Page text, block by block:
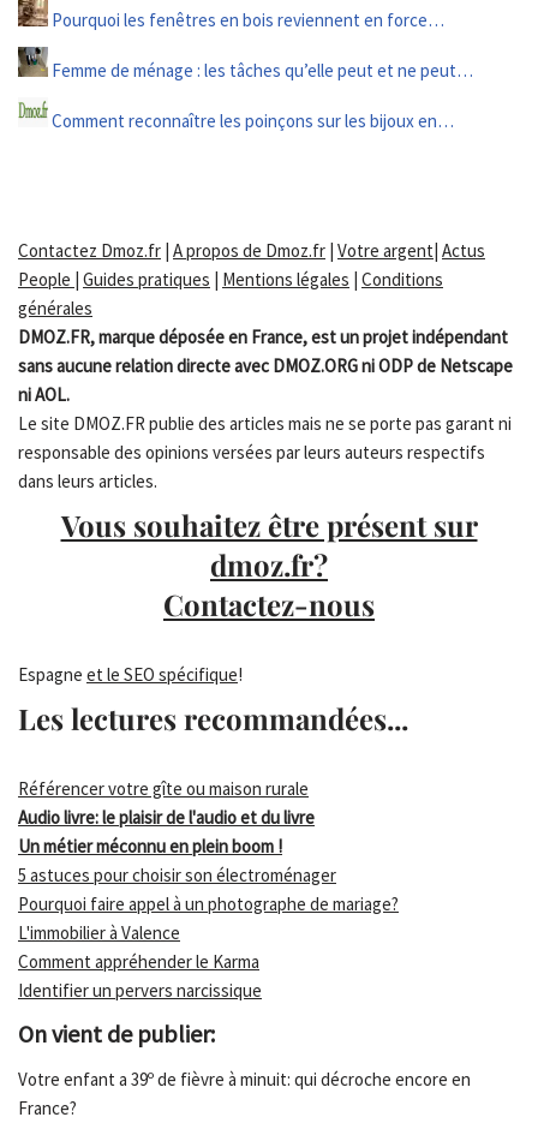
Pourquoi les fenêtres en bois reviennent en force…
Femme de ménage : les tâches qu’elle peut et ne peut…
Comment reconnaître les poinçons sur les bijoux en…
Contactez Dmoz.fr | A propos de Dmoz.fr | Votre argent| Actus
People | Guides pratiques | Mentions légales | Conditions
générales
DMOZ.FR, marque déposée en France, est un projet indépendant
sans aucune relation directe avec DMOZ.ORG ni ODP de Netscape
ni AOL.
Le site DMOZ.FR publie des articles mais ne se porte pas garant ni
responsable des opinions versées par leurs auteurs respectifs
dans leurs articles.
Vous souhaitez être présent sur
dmoz.fr?
Contactez-nous
Espagne et le SEO spécifique!
Les lectures recommandées...
Référencer votre gîte ou maison rurale
Audio livre: le plaisir de l'audio et du livre
Un métier méconnu en plein boom !
5 astuces pour choisir son électroménager
Pourquoi faire appel à un photographe de mariage?
L'immobilier à Valence
Comment appréhender le Karma
Identifier un pervers narcissique
On vient de publier:
Votre enfant a 39º de fièvre à minuit: qui décroche encore en
France?